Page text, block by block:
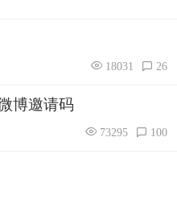
18031 26
博邀请码
73295 100